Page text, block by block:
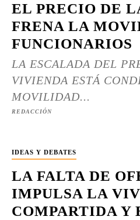
EL PRECIO DE
FRENA LA
FUNCIONARIOS
LA ESCALADA DEL
VIVIENDA ESTÁ
MOVILIDAD...
REDACCIÓN
IDEAS Y DEBATES
LA FALTA DE
IMPULSA LA
COMPARTIDA Y